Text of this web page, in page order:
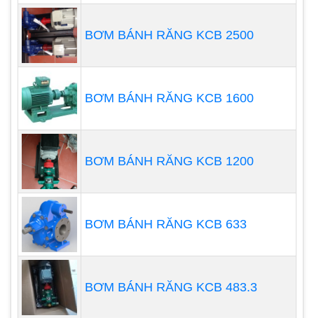
chút trong dòng chất lỏng, và thường chạy êm hơn
ở tốc độ cao hơn do cách răng dần dần được tạo
lưới và không bị trầy xước. Tuy nhiên, do lực đẩy
dọc trục được tạo ra bằng bánh răng xoắn ốc, áp
suất chênh lệch có thể bị giới hạn ở độ nhớt thấp
hơn tùy thuộc vào vật liệu ổ trục được sử dụng.
Lực đẩy đẩy bánh răng vào mặt ổ đỡ để chỉ có thể
đạt được áp lực cao hơn với vật liệu ổ trục cứng
hoặc bề mặt được thiết kế đặc biệt có thể xử lý
lực đẩy này.
Bánh răng xương cá về cơ bản là bánh răng xoắn
ốc quay lại. Chúng cung cấp xung ít hơn một chút
so với bánh răng thúc đẩy và lực đẩy cân bằng
trục. Tuy nhiên, chúng rất tốn kém để sản xuất và
BƠM BÁNH RĂNG KCB 2500
BƠM BÁNH RĂNG KCB 1600
BƠM BÁNH RĂNG KCB 1200
BƠM BÁNH RĂNG KCB 633
BƠM BÁNH RĂNG KCB 483.3